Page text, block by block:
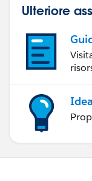
Ulteriore